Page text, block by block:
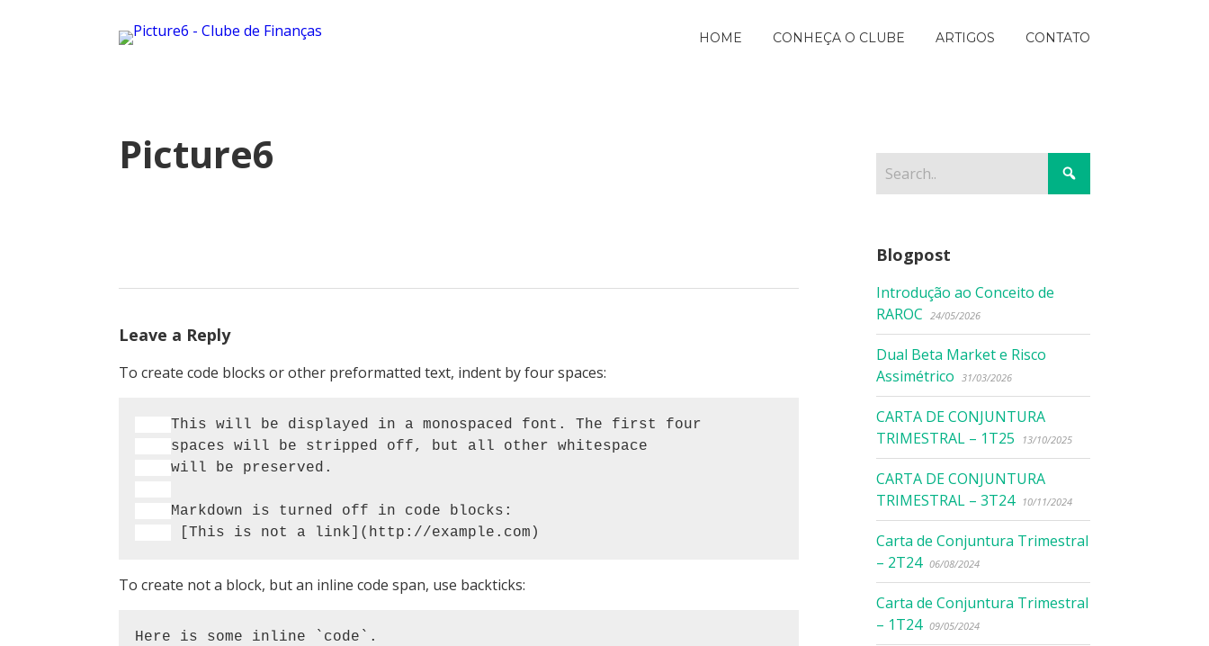
HOME CONHEÇA O CLUBE ARTIGOS CONTATO
Picture6
Leave a Reply
To create code blocks or other preformatted text, indent by four spaces:
To create not a block, but an inline code span, use backticks:
Here is some inline `code`.
Blogpost
Introdução ao Conceito de
RAROC
24/05/2026
Dual Beta Market e Risco
Assimétrico
31/03/2026
CARTA DE CONJUNTURA
TRIMESTRAL – 1T25
13/10/2025
CARTA DE CONJUNTURA
TRIMESTRAL – 3T24
10/11/2024
Carta de Conjuntura Trimestral
– 2T24 06/08/2024
Carta de Conjuntura Trimestral
– 1T24 09/05/2024